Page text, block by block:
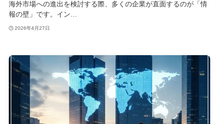
海外市場への進出を検討する際、多くの企業が直面するのが「情
報の壁」です。イン…
2026年4月27日